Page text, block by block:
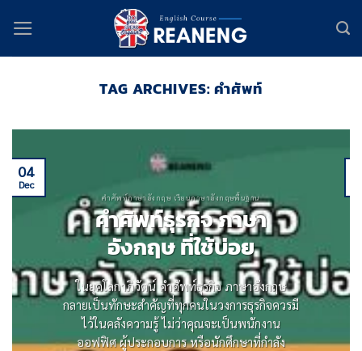
content
TAG ARCHIVES:คำศัพท์
คำศัพท์ภาษาอังกฤษ เรียนภาษาอังกฤษพื้นฐาน
คําศัพท์ธุรกิจ ภาษา
อังกฤษ ที่ใช้บ่อย
ในยุคโลกาภิวัตน์ คําศัพท์ธุรกิจ ภาษาอังกฤษ
กลายเป็นทักษะสําคัญที่ทุกคนในวงการธุรกิจควรมี
ไว้ในคลังความรู้ ไม่ว่าคุณจะเป็นพนักงาน
ออฟฟิศ ผู้ประกอบการ หรือนักศึกษาที่กําลัง
04
Dec